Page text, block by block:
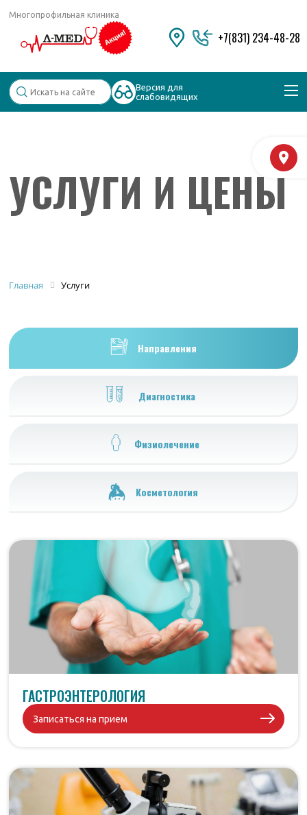
Многопрофильная клиника
Версия для
слабовидящих
+7(831) 234-48-28
Дерматолог
Косметология
Удаление бородавок
УСЛУГИ И ЦЕНЫ
Главная Услуги
Направления
Диагностика
Физиолечение
Косметология
ГАСТРОЭНТЕРОЛОГИЯ
Записаться на прием